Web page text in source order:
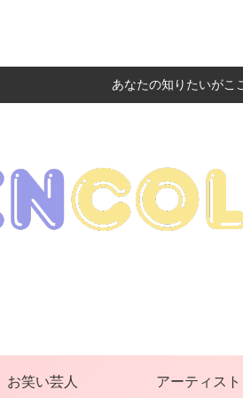
あなたの知りたいがこ
お笑い芸人 アーティスト